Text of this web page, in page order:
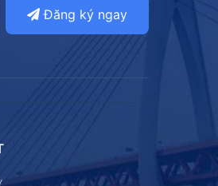
Đăng ký ngay